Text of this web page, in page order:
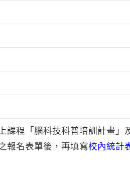
課程「腦科技科普培訓計畫」
報名表單後，再填寫校內統計